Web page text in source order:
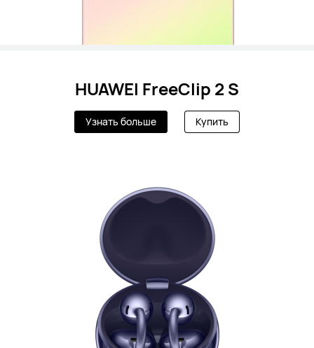
HUAWEI FreeClip 2 S
Узнать больше Купить